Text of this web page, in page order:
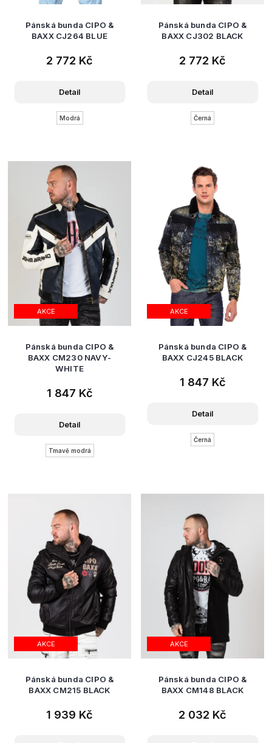
Pánská bunda CIPO &
BAXX CJ264 BLUE
2 772 Kč
Detail
Modrá
Pánská bunda CIPO &
BAXX CJ302 BLACK
2 772 Kč
Detail
Černá
AKCE
Pánská bunda CIPO &
BAXX CM230 NAVY-
WHITE
1 847 Kč
Detail
Tmavě modrá
AKCE
Pánská bunda CIPO &
BAXX CJ245 BLACK
1 847 Kč
Detail
Černá
AKCE
Pánská bunda CIPO &
BAXX CM215 BLACK
1 939 Kč
AKCE
Pánská bunda CIPO &
BAXX CM148 BLACK
2 032 Kč